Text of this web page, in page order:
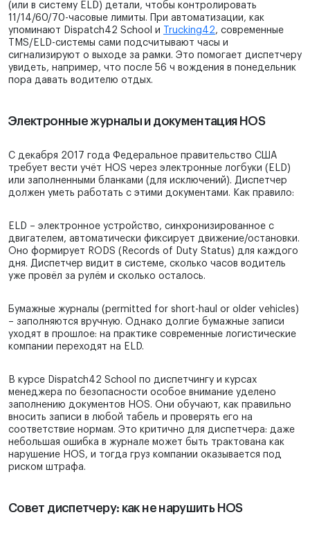
(или в систему ELD) детали, чтобы контролировать
11/14/60/70-часовые лимиты. При автоматизации, как
упоминают Dispatch42 School и
Trucking42, современные
TMS/ELD-системы сами подсчитывают часы и
сигнализируют о выходе за рамки. Это помогает диспетчеру
увидеть, например, что после 56 ч вождения в понедельник
пора давать водителю отдых.
Электронные журналы и документация HOS
С декабря 2017 года Федеральное правительство США
требует вести учёт HOS через электронные логбуки (ELD)
или заполненными бланками (для исключений). Диспетчер
должен уметь работать с этими документами. Как правило:
ELD – электронное устройство, синхронизированное с
двигателем, автоматически фиксирует движение/остановки.
Оно формирует RODS (Records of Duty Status) для каждого
дня. Диспетчер видит в системе, сколько часов водитель
уже провёл за рулём и сколько осталось.
Бумажные журналы (permitted for short-haul or older vehicles)
– заполняются вручную. Однако долгие бумажные записи
уходят в прошлое: на практике современные логистические
компании переходят на ELD.
В курсе Dispatch42 School по диспетчингу и курсах
менеджера по безопасности особое внимание уделено
заполнению документов HOS. Они обучают, как правильно
вносить записи в любой табель и проверять его на
соответствие нормам. Это критично для диспетчера: даже
небольшая ошибка в журнале может быть трактована как
нарушение HOS, и тогда груз компании оказывается под
риском штрафа.
Совет диспетчеру: как не нарушить HOS